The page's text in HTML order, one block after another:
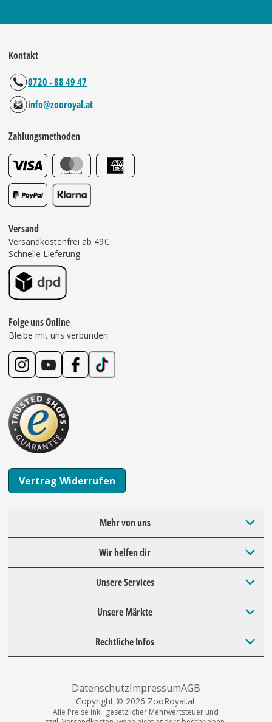
Kontakt
0720 - 88 49 47
info@zooroyal.at
Zahlungsmethoden
Versand
Versandkostenfrei ab 49€
Schnelle Lieferung
Folge uns Online
Bleibe mit uns verbunden:
Vertrag Widerrufen
Mehr von uns
Wir helfen dir
Unsere Services
Unsere Märkte
Rechtliche Infos
DatenschutzImpressumAGB
Copyright © 2026 ZooRoyal.at
Alle Preise inkl. gesetzlicher Mehrwertsteuer und